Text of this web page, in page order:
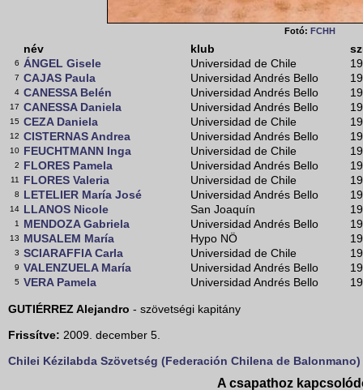
Fotó: FCHH
név klub
6 ÁNGEL Gisele Universidad de Chile
7 CAJAS Paula Universidad Andrés Bello
4 CANESSA Belén Universidad Andrés Bello
17 CANESSA Daniela Universidad Andrés Bello
15 CEZA Daniela Universidad de Chile
12 CISTERNAS Andrea Universidad Andrés Bello
10 FEUCHTMANN Inga Universidad de Chile
2 FLORES Pamela Universidad Andrés Bello
11 FLORES Valeria Universidad de Chile
8 LETELIER María José Universidad Andrés Bello
14 LLANOS Nicole San Joaquín
1 MENDOZA Gabriela Universidad Andrés Bello
13 MUSALEM María Hypo NÖ
3 SCIARAFFIA Carla Universidad de Chile
9 VALENZUELA María Universidad Andrés Bello
5 VERA Pamela Universidad Andrés Bello
GUTIÉRREZ Alejandro - szövetségi kapitány
Frissítve: 2009. december 5.
Chilei Kézilabda Szövetség (Federación Chilena de Balonmano)
A csapathoz